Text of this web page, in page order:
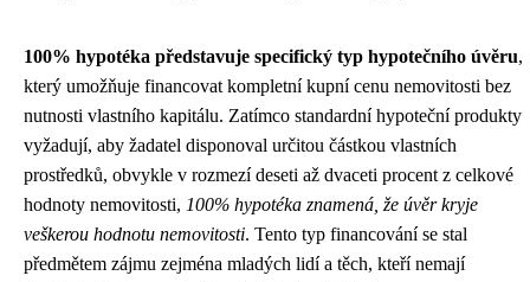
100% hypotéka představuje specifický typ hypotečního úvěru,
který umožňuje financovat kompletní kupní cenu nemovitosti bez
nutnosti vlastního kapitálu. Zatímco standardní hypoteční produkty
vyžadují, aby žadatel disponoval určitou částkou vlastních
prostředků, obvykle v rozmezí deseti až dvaceti procent z celkové
hodnoty nemovitosti, 100% hypotéka znamená, že úvěr kryje
veškerou hodnotu nemovitosti. Tento typ financování se stal
předmětem zájmu zejména mladých lidí a těch, kteří nemají